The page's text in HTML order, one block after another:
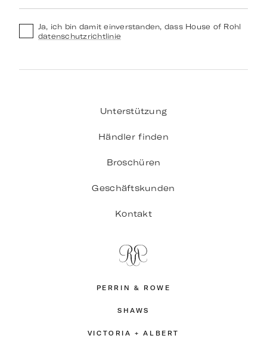
Ja, ich bin damit einverstanden, dass House of Rohl
datenschutzrichtlinie
Unterstützung
Händler finden
Broschüren
Geschäftskunden
Kontakt
PERRIN & ROWE
SHAWS
VICTORIA + ALBERT